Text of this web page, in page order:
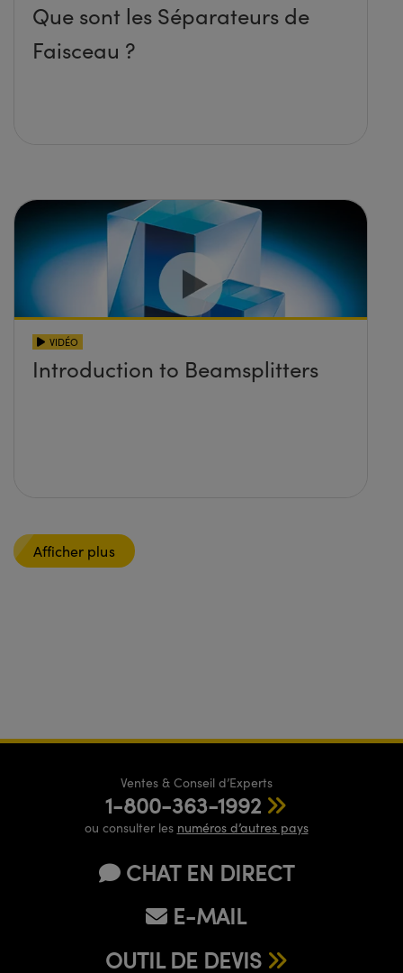
Que sont les Séparateurs de
Faisceau ?
VIDÉO
Introduction to Beamsplitters
Afficher plus
Ventes & Conseil d’Experts
1-800-363-1992
ou consulter les numéros d’autres pays
CHAT EN DIRECT
E-MAIL
OUTIL DE DEVIS